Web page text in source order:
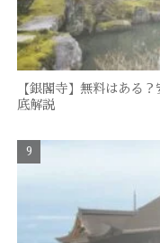
【銀閣寺】無料はある
底解説